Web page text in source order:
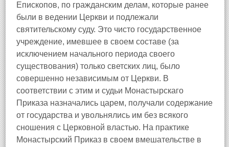
Епископов, по гражданским делам, которые ранее
были в ведении Церкви и подлежали
святительскому суду. Это чисто государственное
учреждение, имевшее в своем составе (за
исключением начального периода своего
существования) только светских лиц, было
совершенно независимым от Церкви. В
соответствии с этим и судьи Монастырскаго
Приказа назначались царем, получали содержание
от государства и увольнялись им без всякого
сношения с Церковной властью. На практике
Монастырский Приказ в своем вмешательстве в